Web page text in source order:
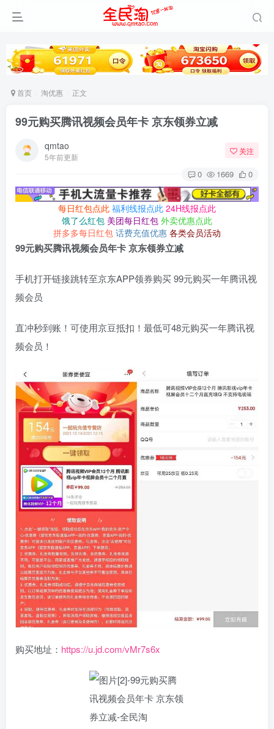
首页 淘优惠 正文
99元购买腾讯视频会员年卡 京东领券立减
qmtao
5年前更新
关注
0 1669 0
每日红包点此 福利线报点此 24H线报点此
饿了么红包 美团每日红包 外卖优惠点此
拼多多每日红包 话费充值优惠 各类会员活动
99元购买腾讯视频会员年卡 京东领券立减
手机打开链接跳转至京东APP领券购买 99元购买一年腾讯视
频会员
直冲秒到账！可使用京豆抵扣！最低可48元购买一年腾讯视
频会员！
购买地址： https://u.jd.com/vMr7s6x